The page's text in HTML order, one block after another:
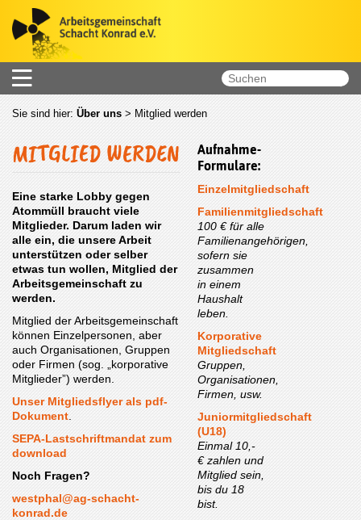
Sie sind hier: Über uns > Mitglied werden
MITGLIED WERDEN
Eine starke Lobby gegen
Atommüll braucht viele
Mitglieder. Darum laden wir
alle ein, die unsere Arbeit
unterstützen oder selber
etwas tun wollen, Mitglied der
Arbeitsgemeinschaft zu
werden.
Mitglied der Arbeitsgemeinschaft
können Einzelpersonen, aber
auch Organisationen, Gruppen
oder Firmen (sog. „korporative
Mitglieder”) werden.
Unser Mitgliedsflyer als pdf-
Dokument
SEPA-Lastschriftmandat zum
download
Noch Fragen?
westphal@ag-schacht-
konrad.de
Aufnahme-
Formulare:
Einzelmitgliedschaft
Familienmitgliedschaft
100 € für alle
Familienangehörigen,
sofern sie
zusammen
in einem
Haushalt
leben.
Korporative
Mitgliedschaft
Gruppen,
Organisationen,
Firmen, usw.
Juniormitgliedschaft
(U18)
Einmal 10,-
€ zahlen und
Mitglied sein,
bis du 18
bist.